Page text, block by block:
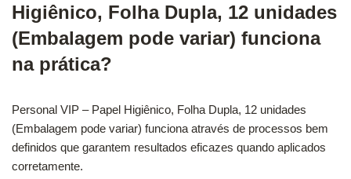
Higiênico, Folha Dupla, 12 unidades
(Embalagem pode variar) funciona
na prática?
Personal VIP – Papel Higiênico, Folha Dupla, 12 unidades
(Embalagem pode variar) funciona através de processos bem
definidos que garantem resultados eficazes quando aplicados
corretamente.